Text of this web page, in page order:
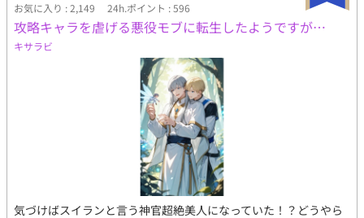
お気に入り : 2,149 24h.ポイント : 596
攻略キャラを虐げる悪役モブに転生したようですが…
キサラビ
気づけばスイランと言う神官超絶美人になっていた！？どうやら